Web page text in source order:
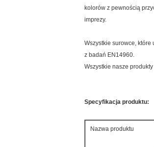
kolorów z pewnością
imprezy.
Wszystkie surowce, które
z badań EN14960.
Wszystkie nasze
Specyfikacja produktu:
Nazwa produktu